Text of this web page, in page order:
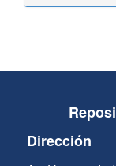
Dirección